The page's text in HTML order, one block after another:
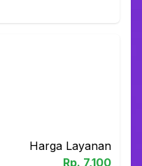
Harga Layanan
Rp. 7,100